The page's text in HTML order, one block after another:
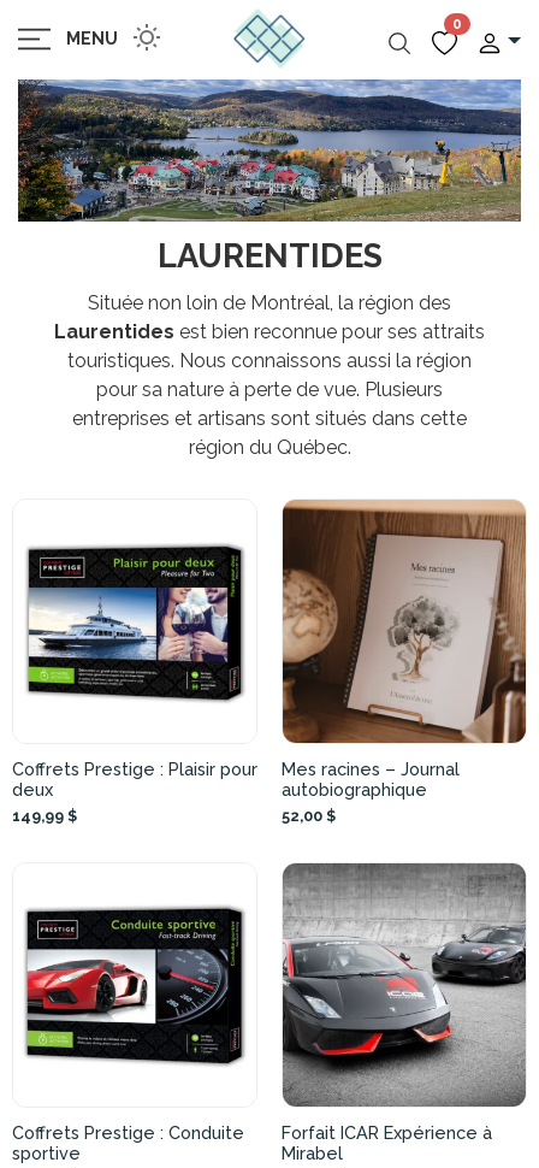
MENU
0
LAURENTIDES
Située non loin de Montréal, la région des
Laurentides est bien reconnue pour ses attraits
touristiques. Nous connaissons aussi la région
pour sa nature à perte de vue. Plusieurs
entreprises et artisans sont situés dans cette
région du Québec.
Coffrets Prestige : Plaisir pour
deux
149,99 $
Mes racines – Journal
autobiographique
52,00 $
Coffrets Prestige : Conduite
sportive
Forfait ICAR Expérience à
Mirabel